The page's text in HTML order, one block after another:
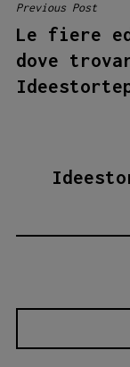
ARTICOLI
Previous Post
Le fiere
dove